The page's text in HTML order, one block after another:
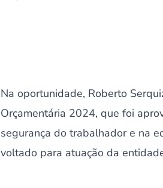
Na oportunidade, Roberto
Orçamentária 2024, que foi
segurança do trabalhador e na
voltado para atuação da